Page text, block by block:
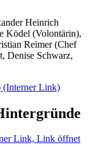
Heinrich
Ködel (Volontärin),
Reimer (Chef
Denise Schwarz,
(Interner Link)
Link, Link öffnet